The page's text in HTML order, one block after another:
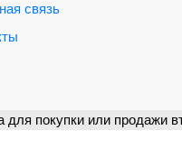
связь
покупки или продажи